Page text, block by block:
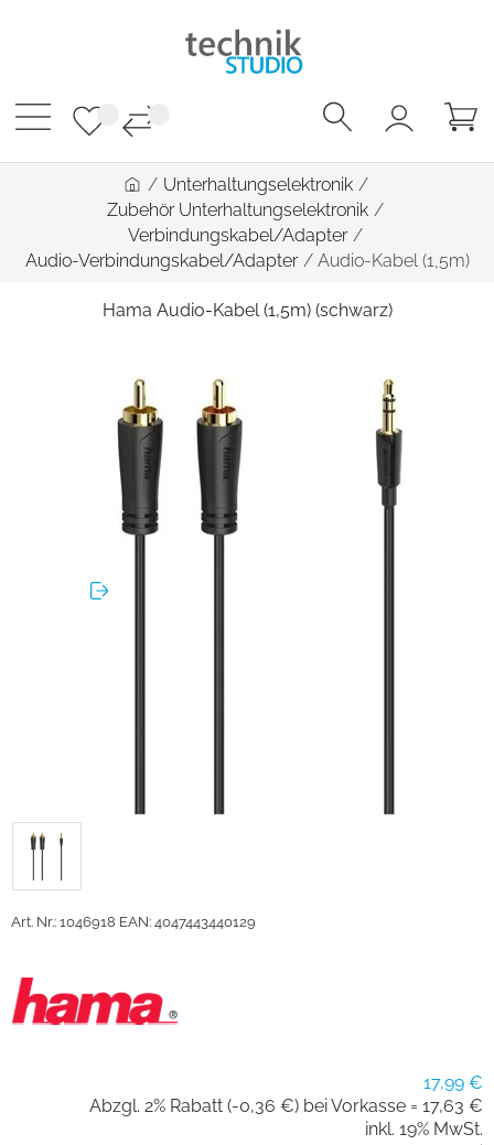
/ Unterhaltungselektronik /
Zubehör Unterhaltungselektronik /
Verbindungskabel/Adapter /
Audio-Verbindungskabel/Adapter / Audio-Kabel (1,5m)
Hama Audio-Kabel (1,5m) (schwarz)
Art. Nr.: 1046918 EAN: 4047443440129
17,99 €
Abzgl. 2% Rabatt (-0,36 €) bei Vorkasse = 17,63 €
inkl. 19% MwSt.